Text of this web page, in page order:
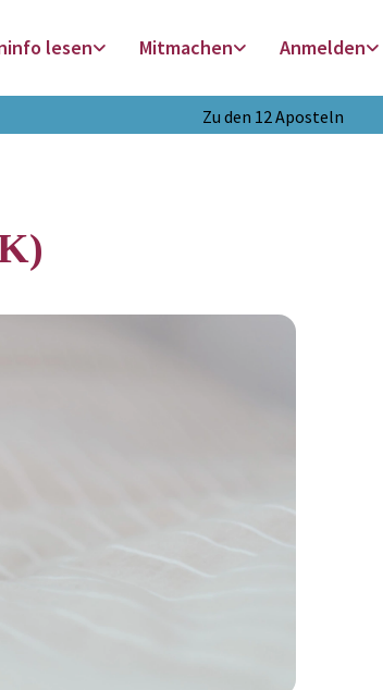
lesen Mitmachen Anmelden
Zu den 12 Aposteln